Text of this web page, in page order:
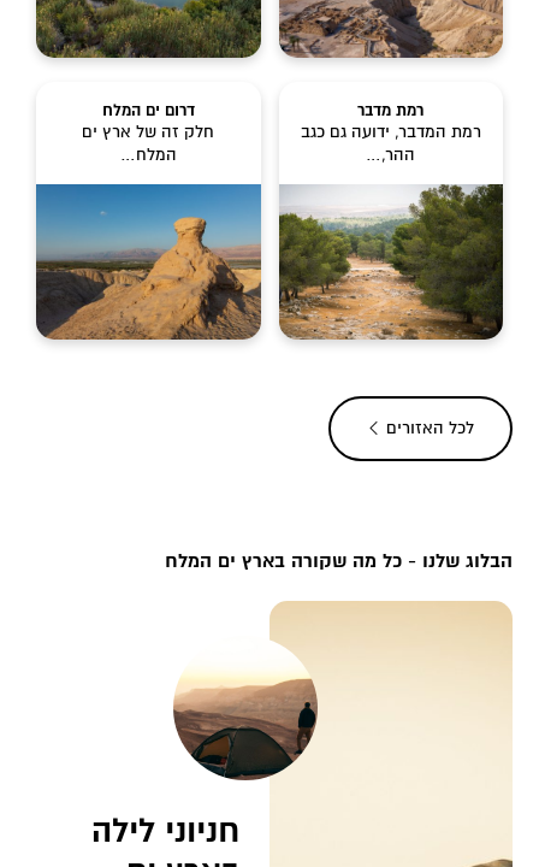
רמת מדבר
רמת המדבר, ידועה גם כגב
ההר,…
דרום ים המלח
חלק זה של ארץ ים
המלח…
לכל האזורים
הבלוג שלנו - כל מה שקורה בארץ ים המלח
חניוני לילה